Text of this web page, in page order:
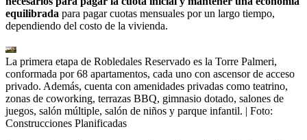
equilibrada para pagar cuotas mensuales por un largo tiempo,
dependiendo del costo de la vivienda.
La primera etapa de Robledales Reservado es la Torre Palmeri,
conformada por 68 apartamentos, cada uno con ascensor de acceso
privado. Además, cuenta con amenidades privadas como teatrino,
zonas de coworking, terrazas BBQ, gimnasio dotado, salones de
juegos, salón múltiple, salón de niños y parque infantil. | Foto:
Construcciones Planificadas